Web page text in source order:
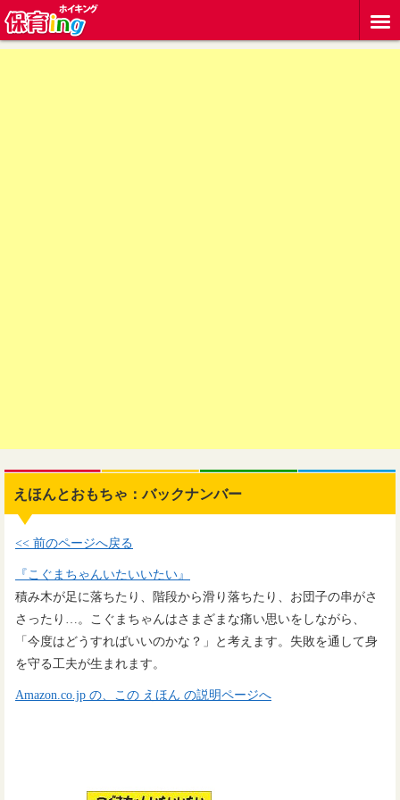
えほんとおもちゃ：バックナンバー
<< 前のページへ戻る
『こぐまちゃんいたいいたい』
積み木が足に落ちたり、階段から滑り落ちたり、お団子の串がさ
さったり…。こぐまちゃんはさまざまな痛い思いをしながら、
「今度はどうすればいいのかな？」と考えます。失敗を通して身
を守る工夫が生まれます。
Amazon.co.jp の、この えほん の説明ページへ